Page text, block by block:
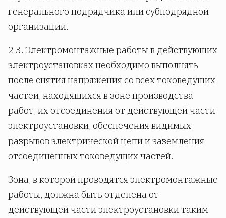
генерального подрядчика или субподрядной
организации.
2.3. Электромонтажные работы в действующих
электроустановках необходимо выполнять
после снятия напряжения со всех токоведущих
частей, находящихся в зоне производства
работ, их отсоединения от действующей части
электроустановки, обеспечения видимых
разрывов электрической цепи и заземления
отсоединенных токоведущих частей.
Зона, в которой проводятся электромонтажные
работы, должна быть отделена от
действующей части электроустановки таким